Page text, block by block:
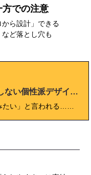
での注意
ら設計」できる
ど落とし穴も
注文住宅なのに建売みたい？失敗しない個性派デザイン実例10選
せっかく注文住宅を建てたのに「建売みたい」と言われる…そんな悩みを抱える施主は少なくありません。自由度の高さが魅力の注文住宅も、無難な選択の積み重ねや標準仕様に任せきりにすると、結果的に建売住宅と大差ない仕上がりになってしまいます。本記事では、注文住宅が「建売感」を持ってしまう原因を徹底解説し、外観・内装・間取り・素材選びなどの工夫で個性を出す方法を紹介。さらに、吹き抜けや外構計画、テーマ性を持たせた和モダンスタイルなど、失敗しないデザイン実例10選も掲載しています。後半では、後悔しないための打ち合わせ術やコストバランスの考え方、建売との違いを理解するためのQ&Aも収録。2025年最新の住宅事情に基づき、「注文住宅らしい家」を実現するための完全ガイドです。